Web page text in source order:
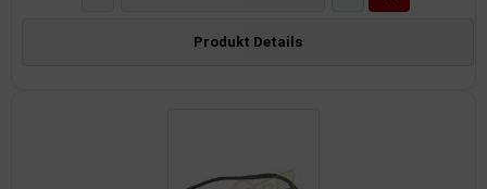
Produkt Details